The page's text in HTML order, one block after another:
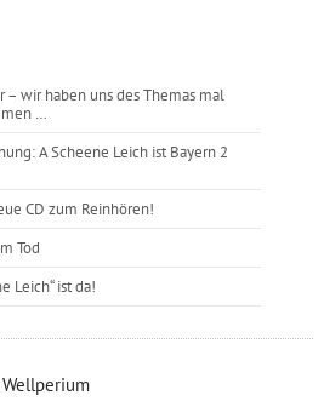
– wir haben uns des Themas mal
…
A Scheene Leich ist Bayern 2
CD zum Reinhören!
Tod
Leich“ ist da!